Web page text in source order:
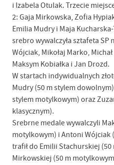
i Izabela Otulak. Trzecie
2: Gaja Mirkowska, Zofia
Emilia Mudry i Maja
srebro wywalczyła sztafeta SP
Wójciak, Mikołaj Marko,
Maksym Kobiałka i Jan Drozd.
W startach indywidualnych
Mudry (50 m stylem
stylem motylkowym) oraz
klasycznym).
Srebrne medale wywalczyli
motylkowym) i Antoni Wójciak
trafił do Emilii Stachurskiej
Mirkowskiej (50 m